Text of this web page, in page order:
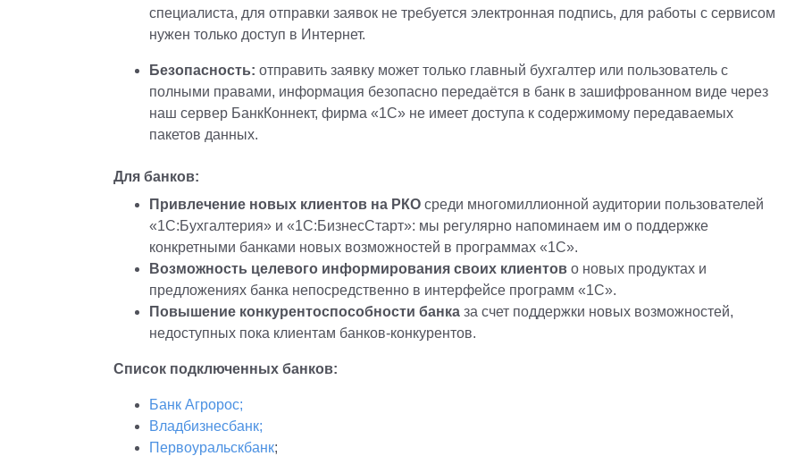
специалиста, для отправки заявок не требуется электронная подпись, для работы с сервисом
нужен только доступ в Интернет.
Безопасность: отправить заявку может только главный бухгалтер или пользователь с
полными правами, информация безопасно передаётся в банк в зашифрованном виде через
наш сервер БанкКоннект, фирма «1С» не имеет доступа к содержимому передаваемых
пакетов данных.
Для банков:
Привлечение новых клиентов на РКО среди многомиллионной аудитории пользователей
«1С:Бухгалтерия» и «1С:БизнесСтарт»: мы регулярно напоминаем им о поддержке
конкретными банками новых возможностей в программах «1С».
Возможность целевого информирования своих клиентов о новых продуктах и
предложениях банка непосредственно в интерфейсе программ «1С».
Повышение конкурентоспособности банка за счет поддержки новых возможностей,
недоступных пока клиентам банков-конкурентов.
Список подключенных банков:
Банк Агророс;
Владбизнесбанк;
Первоуральскбанк;